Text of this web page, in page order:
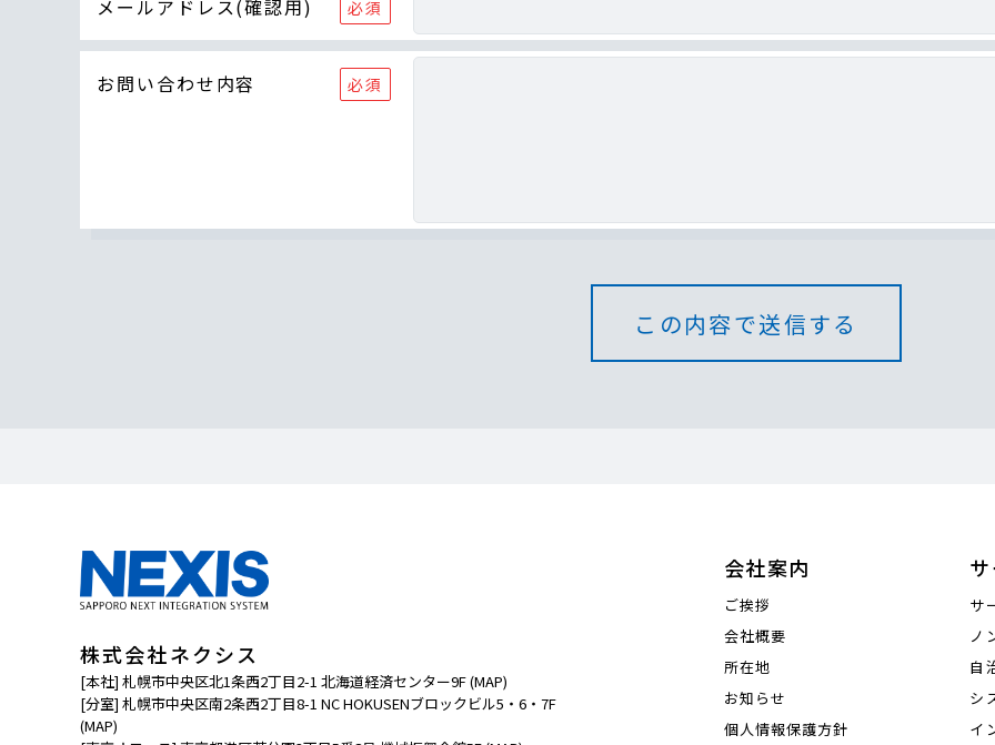
メールアドレス(確認用)
お問い合わせ内容
株式会社ネクシス
[本社] 札幌市中央区北1条西2丁目2-1 北海道経済センター9F(MAP)
[分室] 札幌市中央区南2条西2丁目8-1 NC HOKUSENブロックビル5・6・7F
(MAP)
会社案内
ご挨拶
会社概要
所在地
お知らせ
個人情報保護方針
サ
ノ
自
シ
イ